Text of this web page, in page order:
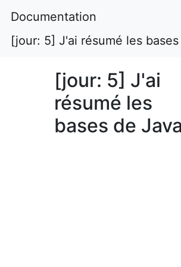
Documentation
[jour: 5] J'ai résumé les
[jour: 5] J'ai
résumé les
bases de Java